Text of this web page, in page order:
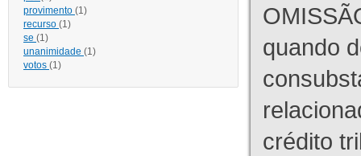
provimento (1)
recurso (1)
se (1)
unanimidade (1)
votos (1)
quando
crédito